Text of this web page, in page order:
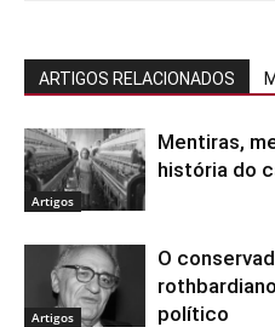
ARTIGOS RELACIONADOS
Artigos
Mentiras,
história do
Artigos
O
político